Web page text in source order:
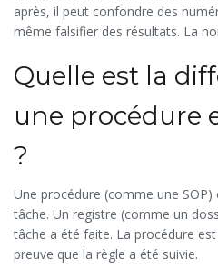
après, il peut confondre des
même falsifier des résultats. La
données.
Quelle est la
une procédure
?
Une procédure (comme une SOP)
tâche. Un registre (comme un
tâche a été faite. La procédure
preuve que la règle a été suivie.